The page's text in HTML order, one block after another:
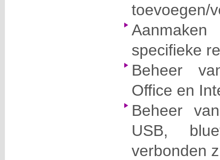
toevoegen/
specifieke
Beheer
Office en
Beheer
USB,
verbonden